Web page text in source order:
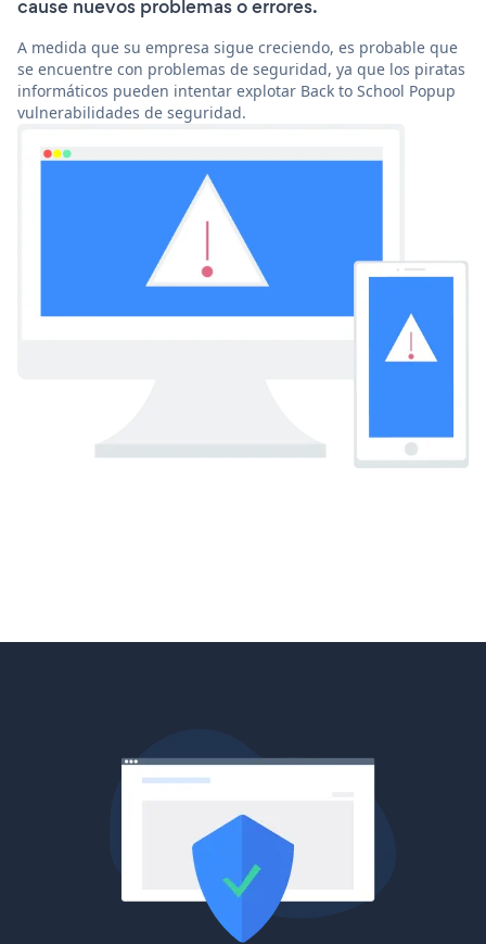
cause nuevos problemas o errores.
A medida que su empresa sigue creciendo, es probable que
se encuentre con problemas de seguridad, ya que los piratas
informáticos pueden intentar explotar Back to School Popup
vulnerabilidades de seguridad.